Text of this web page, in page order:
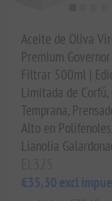
Aceite de Oliva
Premium
Filtrar 500ml |
Limitada de Corfú,
Temprana,
Alto en
Lianolia
€35,30 excl